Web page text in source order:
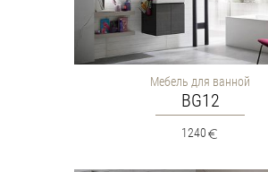
Мебель для ванной
BG12
1240